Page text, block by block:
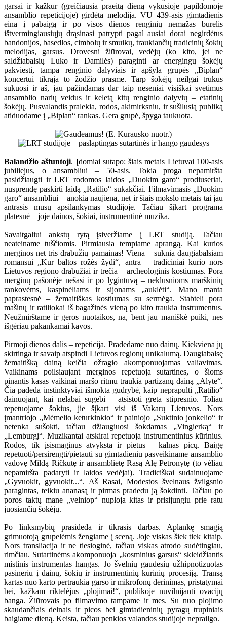
garsai ir kažkur (greičiausia praeitą dieną vykusioje papildomoje
ansamblio repeticijoje) girdėta melodija. VU 439-asis gimtadienis
eina į pabaigą ir po visos dienos renginių nemažas būrelis
ištvermingiausiųjų drąsinasi patrypti pagal ausiai dorai negirdėtus
bandonijos, basedlos, cimbolų ir smuikų, traukiančių tradicinių šokių
melodijas, garsus. Drovesni žiūrovai, vedėjų (ko kito, jei ne
saldžiabalsių Luko ir Damilės) paraginti ar energingų šokėjų
pakviesti, tampa renginio dalyviais ir apšyla grupės „Biplan“
koncertui tikrąja to žodžio prasme. Tarp šokėjų neilgai trukus
sukuosi ir aš, jau pažindamas dar taip neseniai visiškai svetimus
ansamblio narių veidus ir keletą kitų renginio dalyvių – etatinių
šokėjų. Pusvalandis pralekia, rodos, akimirksniu, ir sušilusią publiką
atiduodame į „Biplan“ rankas. Gera grupė, špyga taukuota.
Balandžio aštuntoji. Įdomiai sutapo: šiais metais Lietuvai 100-asis
jubiliejus, o ansambliui – 50-asis. Tokia proga nepamiršta
pasidžiaugti ir LRT rodomos laidos „Duokim garo“ prodiuseriai,
nusprendę paskirti laidą „Ratilio“ sukakčiai. Filmavimasis „Duokim
garo“ ansambliui – anokia naujiena, net ir šiais mokslo metais tai jau
antrasis mūsų apsilankymas studijoje. Tačiau šįkart programa
platesnė – joje dainos, šokiai, instrumentinė muzika.
Savaitgaliui ankstų rytą įsiveržiame į LRT studiją. Tačiau
neateiname tuščiomis. Pirmiausia tempiame aprangą. Kai kurios
merginos net tris drabužių pamainas! Viena – suknia daugiabalsiam
romansui „Kur baltos rožės žydi“, antra – tradiciniai kurio nors
Lietuvos regiono drabužiai ir trečia – archeologinis kostiumas. Pora
merginų pašonėje nešasi ir po lygintuvą – neklusnioms marškinių
rankovėms, kaspinėliams ir sijonams „auklėti“. Mano manta
paprastesnė – žemaitiškas kostiumas su sermėga. Stabteli pora
mašinų ir ratiliokai iš bagažinės vieną po kito traukia instrumentus.
Neužmirštame ir geros nuotaikos, na, bent jau maniškė puiki, nes
išgėriau pakankamai kavos.
Pirmoji dienos dalis – repeticija. Pradedame nuo dainų. Kiekviena jų
skirtinga ir savaip atspindi Lietuvos regionų unikalumą. Daugiabalsę
žemaitišką dainą keičia ožragio akomponuojamas valiavimas.
Vaikinams poilsiaujant merginos repetuoja sutartines, o šioms
pinantis kasas vaikinai maršo ritmu traukia partizanų dainą „Alyte“.
Čia padeda instinktyviai išmokta gudrybė, kaip neprapulti „Ratilio“
dainuojant, kai nelabai sugebi – atsistoti greta stipresnio. Toliau
repetuojame šokius, jie šįkart visi iš Vakarų Lietuvos. Nors
įmantriojo „Mėmelio keturkinkio“ ir painiojo „Suktinio jonkelio“ ir
netenka sušokti, tačiau džiaugiuosi šokdamas „Vingierką“ ir
„Lemburgį“. Muzikantai atskirai repetuoja instrumentinius kūrinius.
Rodos, tik įsismaginus atvyksta ir pietūs – kalnas picų. Baigę
repetuoti/persirengti/pietauti su gimtadieniu pasveikiname ansamblio
vadovę Mildą Ričkutę ir ansamblietę Rasą Alę Petronytę (to vėliau
nepamiršta padaryti ir laidos vedėjai). Tradiciškai sudainuojame
„Gyvuokit, gyvuokit...“. Aš Rasai, Modestos švelnaus žvilgsnio
paragintas, teikiu ananasą ir pirmas pradedu ją šokdinti. Tačiau po
poros taktų mane „velniop“ nuploja kitas ir prisijungiu prie ratu
juosiančių šokėjų.
Po linksmybių prasideda ir tikrasis darbas. Aplankę smagią
grimuotoją grupelėmis žengiame į sceną. Joje viskas šiek tiek kitaip.
Nors transliacija ir ne tiesioginė, tačiau viskas atrodo sudėtingiau,
rimčiau. Sutartinėms akomponuoja „kosminius garsus“ skleidžiantis
mistinis instrumentas hangas. Jo švelnių gaudesių užhipnotizuotas
pasineriu į dainų, šokių ir instrumentinių kūrinių procesiją. Transą
kartas nuo karto pertraukia garso ir mikrofonų derinimas, pristatymai
bei, kažkam riktelėjus „plojimai!“, publikoje nuvilnijanti ovacijų
banga. Žiūrovais po filmavimo tampame ir mes. Su nuo plojimo
skaudančiais delnais ir picos bei gimtadieninių pyragų trupiniais
baigiame dieną. Keista, tačiau penkios valandos studijoje neprailgo.